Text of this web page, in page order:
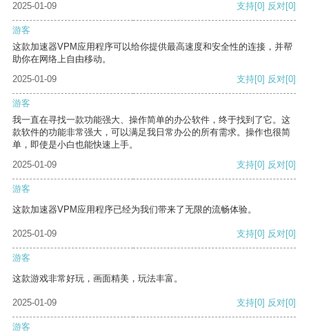
2025-01-09 支持[0] 反对[0]
游客
这款加速器VPM应用程序可以给你提供最高速度和安全性的连接，并帮
助你在网络上自由移动。
2025-01-09
支持[0] 反对[0]
游客
我一直在寻找一款功能强大、操作简单的办公软件，终于找到了它。这
款软件的功能非常强大，可以满足我日常办公的所有需求。操作也很简
单，即使是小白也能快速上手。
2025-01-09
支持[0] 反对[0]
游客
这款加速器VPM应用程序已经为我们带来了无限的流畅体验。
2025-01-09 支持[0] 反对[0]
游客
这款游戏非常好玩，画面精美，玩法丰富。
2025-01-09 支持[0] 反对[0]
游客